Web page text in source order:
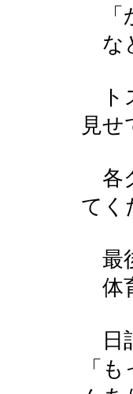
「
な
ト
見
各
てく
最
体
日
「